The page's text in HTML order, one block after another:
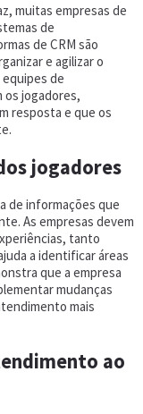
muitas empresas de
de
de CRM são
e agilizar o
de
os jogadores,
resposta e que os
jogadores
de informações que
As empresas devem
tanto
a identificar áreas
que a empresa
mudanças
mais
ao